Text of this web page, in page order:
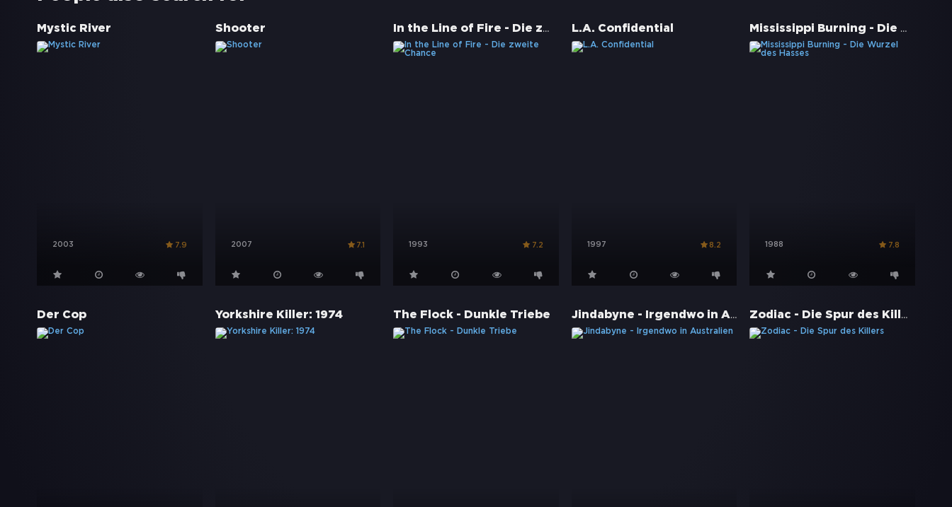
Mystic River
2003 7.9
Shooter
2007 7.1
In the Line of Fire - Die zweite Chance
1993 7.2
L.A. Confidential
1997 8.2
Mississippi Burning - Die Wurzel des Hasses
1988 7.8
Der Cop Yorkshire Killer: 1974 The Flock - Dunkle Triebe Jindabyne - Irgendwo in Australien Zodiac - Die Spur des Killers